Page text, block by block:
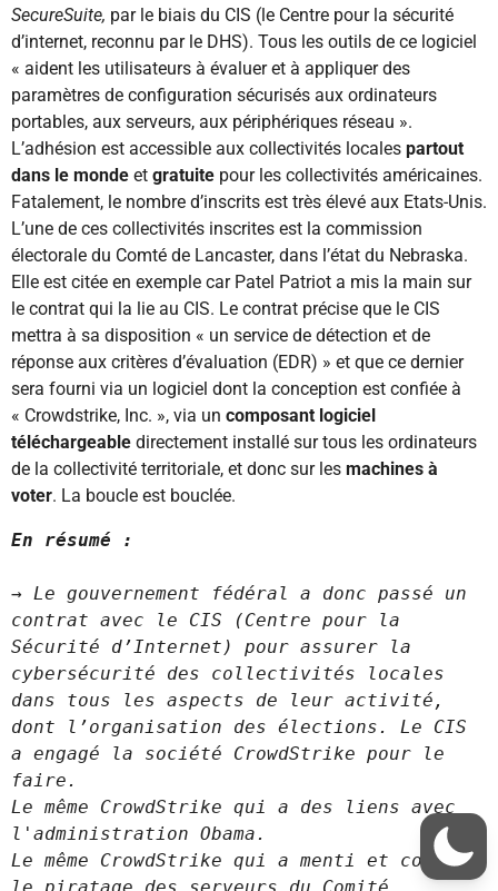
SecureSuite, par le biais du CIS (le Centre pour la sécurité
d’internet, reconnu par le DHS). Tous les outils de ce logiciel
« aident les utilisateurs à évaluer et à appliquer des
paramètres de configuration sécurisés aux ordinateurs
portables, aux serveurs, aux périphériques réseau ».
L’adhésion est accessible aux collectivités locales partout
dans le monde et gratuite pour les collectivités américaines.
Fatalement, le nombre d’inscrits est très élevé aux Etats-Unis.
L’une de ces collectivités inscrites est la commission
électorale du Comté de Lancaster, dans l’état du Nebraska.
Elle est citée en exemple car Patel Patriot a mis la main sur
le contrat qui la lie au CIS. Le contrat précise que le CIS
mettra à sa disposition « un service de détection et de
réponse aux critères d’évaluation (EDR) » et que ce dernier
sera fourni via un logiciel dont la conception est confiée à
« Crowdstrike, Inc. », via un composant logiciel
téléchargeable directement installé sur tous les ordinateurs
de la collectivité territoriale, et donc sur les machines à
voter. La boucle est bouclée.
En résumé :
→ Le gouvernement fédéral a donc passé un
contrat avec le CIS (Centre pour la
Sécurité d’Internet) pour assurer la
cybersécurité des collectivités locales
dans tous les aspects de leur activité,
dont l’organisation des élections. Le CIS
a engagé la société CrowdStrike pour le
faire.
Le même CrowdStrike qui a des liens avec
l'administration Obama.
Le même CrowdStrike qui a menti et couvert